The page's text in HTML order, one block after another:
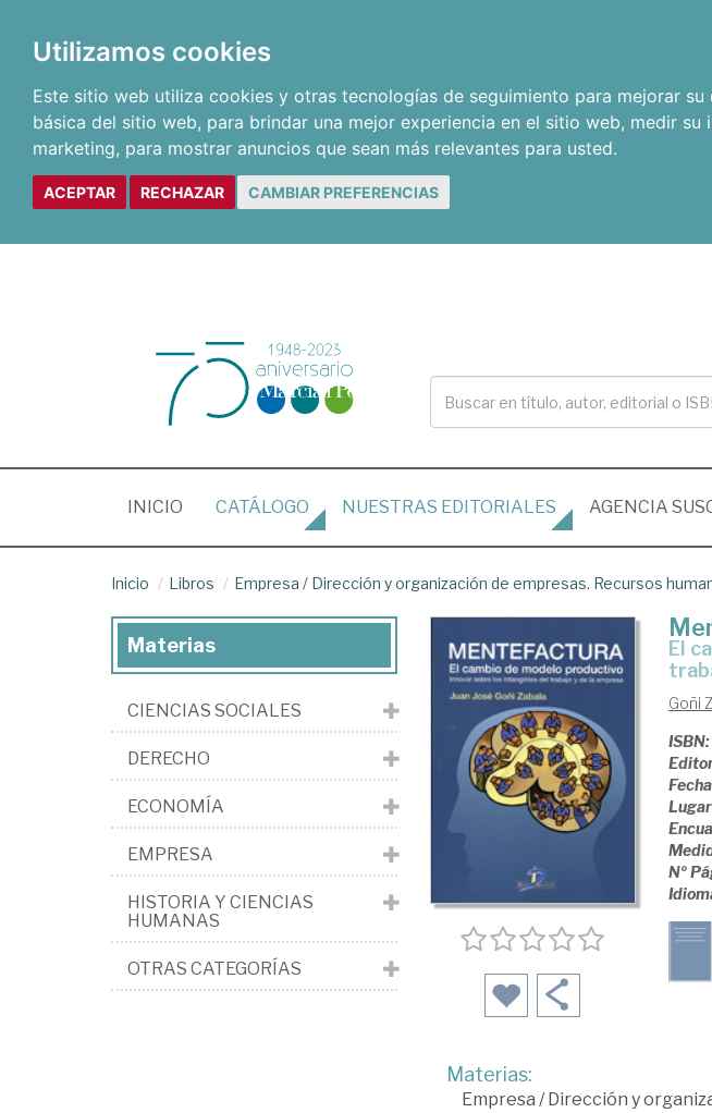
Utilizamos cookies
Este sitio web utiliza cookies y otras tecnologías de seguimiento para mejorar
básica del sitio web, para brindar una mejor experiencia en el sitio web, medir su
marketing, para mostrar anuncios que sean más relevantes para usted.
ACEPTAR RECHAZAR CAMBIAR PREFERENCIAS
INICIO (CURRENT)
CATÁLOGO NUESTRAS EDITORIALES AGENCIA
Inicio Libros Empresa / Dirección y organización de empresas. Recursos
el cambio de modelo productivo. Innovar sobre los intangibles del
Goñi
ISBN:
Nº
Materias:
Empresa /Dirección y
Materias
CIENCIAS SOCIALES
DERECHO
ECONOMÍA
EMPRESA
HISTORIA Y CIENCIAS
HUMANAS
OTRAS CATEGORÍAS